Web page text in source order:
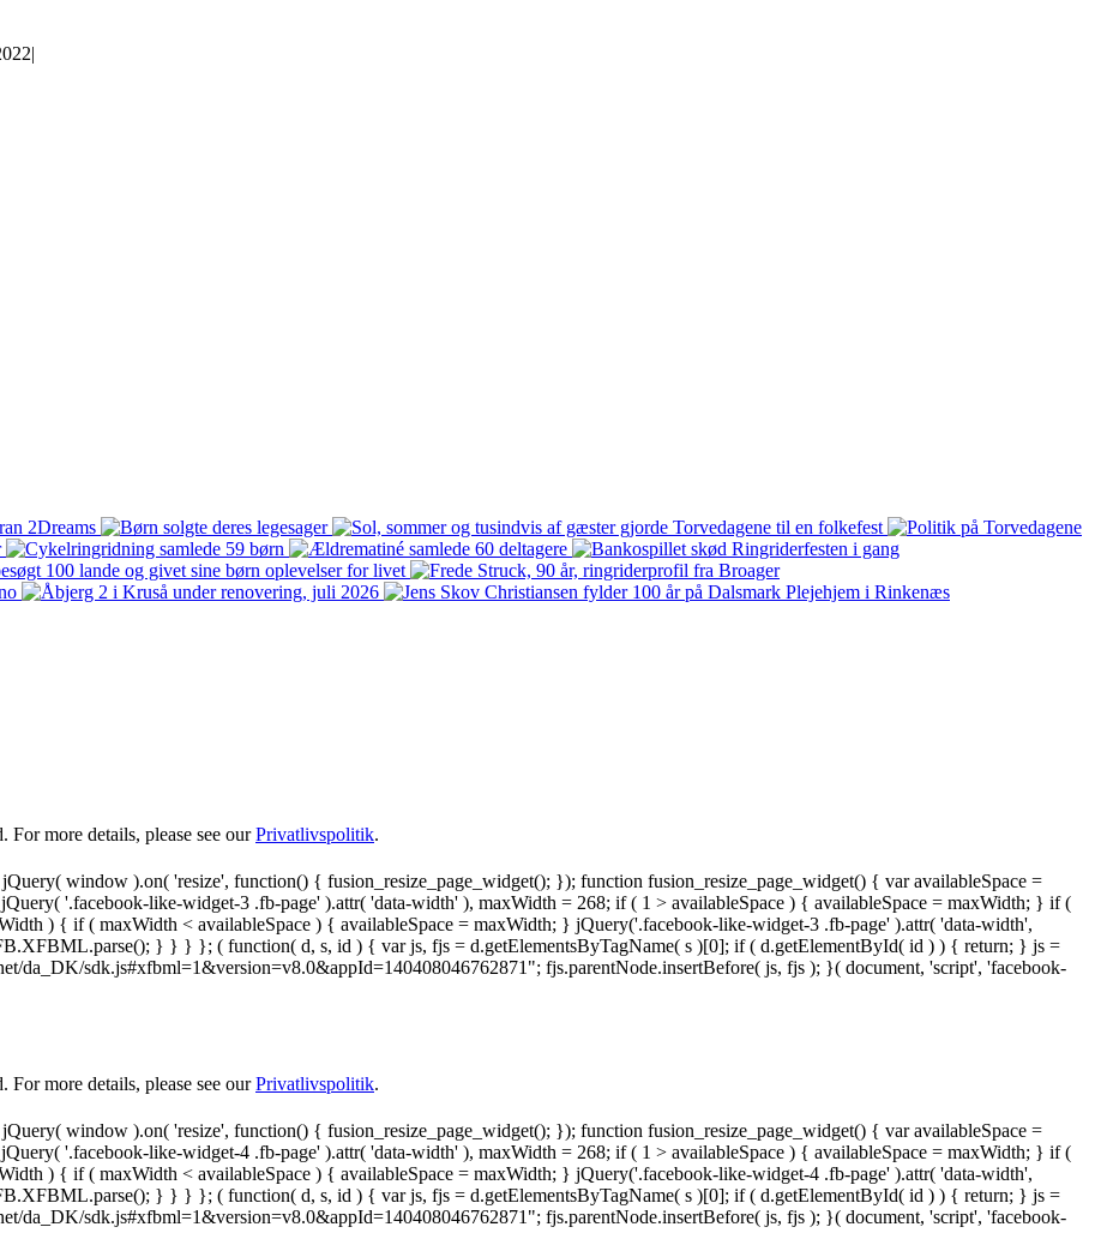
|
For more details, please see ourPrivatlivspolitik.
window ).on( 'resize', function() { fusion_resize_page_widget(); }); function fusion_resize_page_widget() { var availableSpace =
'.facebook-like-widget-3 .fb-page' ).attr( 'data-width' ), maxWidth = 268; if ( 1 > availableSpace ) { availableSpace = maxWidth; } if (
) { if ( maxWidth < availableSpace ) { availableSpace = maxWidth; } jQuery('.facebook-like-widget-3 .fb-page' ).attr( 'data-width',
} } } }; ( function( d, s, id ) { var js, fjs = d.getElementsByTagName( s )[0]; if ( d.getElementById( id ) ) { return; } js =
da_DK/sdk.js#xfbml=1&version=v8.0&appId=140408046762871"; fjs.parentNode.insertBefore( js, fjs ); }( document, 'script', 'facebook-
For more details, please see ourPrivatlivspolitik.
window ).on( 'resize', function() { fusion_resize_page_widget(); }); function fusion_resize_page_widget() { var availableSpace =
'.facebook-like-widget-4 .fb-page' ).attr( 'data-width' ), maxWidth = 268; if ( 1 > availableSpace ) { availableSpace = maxWidth; } if (
) { if ( maxWidth < availableSpace ) { availableSpace = maxWidth; } jQuery('.facebook-like-widget-4 .fb-page' ).attr( 'data-width',
} } } }; ( function( d, s, id ) { var js, fjs = d.getElementsByTagName( s )[0]; if ( d.getElementById( id ) ) { return; } js =
da_DK/sdk.js#xfbml=1&version=v8.0&appId=140408046762871"; fjs.parentNode.insertBefore( js, fjs ); }( document, 'script', 'facebook-